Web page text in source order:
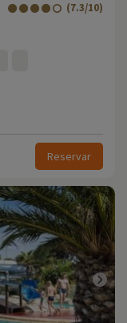
(7.3/10)
Reservar